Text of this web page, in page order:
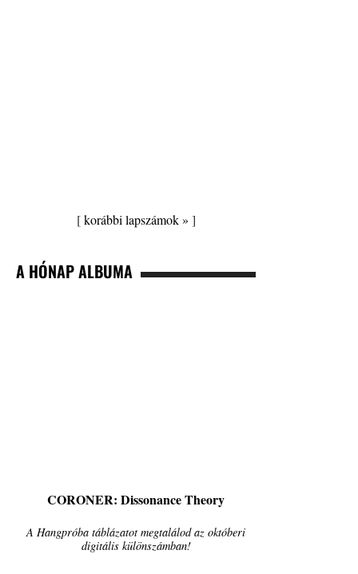
[korábbi lapszámok » ]
A HÓNAP ALBUMA
CORONER: Dissonance Theory
A Hangpróba táblázatot megtalálod az októberi
digitális különszámban!